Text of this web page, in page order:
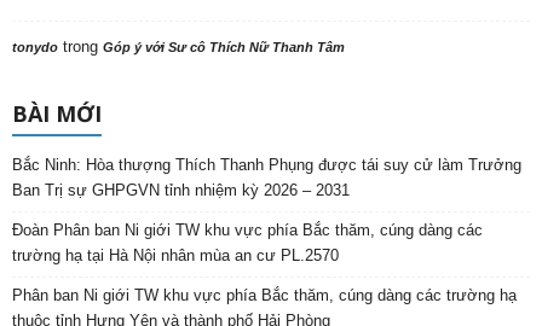
tonydo trong Góp ý với Sư cô Thích Nữ Thanh Tâm
BÀI MỚI
Bắc Ninh: Hòa thượng Thích Thanh Phụng được tái suy cử làm Trưởng
Ban Trị sự GHPGVN tỉnh nhiệm kỳ 2026 – 2031
Đoàn Phân ban Ni giới TW khu vực phía Bắc thăm, cúng dàng các
trường hạ tại Hà Nội nhân mùa an cư PL.2570
Phân ban Ni giới TW khu vực phía Bắc thăm, cúng dàng các trường hạ
thuộc tỉnh Hưng Yên và thành phố Hải Phòng